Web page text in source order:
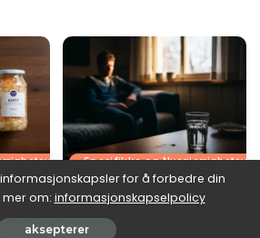
Temaer
surkål:
Spesifikke og
Julebord-restitusjon: hva en
kroppen
for å forbedre din
om: informasjonskapselpolicy
aksepterer